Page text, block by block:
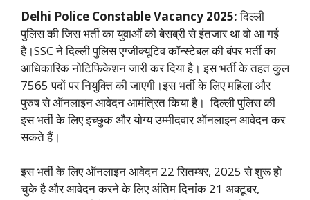
Delhi Police Constable Vacancy 2025:दिल्ली
पुलिस की जिस भर्ती का युवाओं को बेसब्री से इंतजार था वो आ गई
है।SSC ने दिल्ली पुलिस एग्जीक्यूटिव कॉन्स्टेबल की बंपर भर्ती का
आधिकारिक नोटिफिकेशन जारी कर दिया है। इस भर्ती के तहत कुल
7565 पदों पर नियुक्ति की जाएगी।इस भर्ती के लिए महिला और
पुरुष से ऑनलाइन आवेदन आमंत्रित किया है। दिल्ली पुलिस की
इस भर्ती के लिए इच्छुक और योग्य उम्मीदवार ऑनलाइन आवेदन कर
सकते हैं।
इस भर्ती के लिए ऑनलाइन आवेदन 22 सितम्बर, 2025 से शुरू हो
चुके है और आवेदन करने के लिए अंतिम दिनांक 21 अक्टूबर,